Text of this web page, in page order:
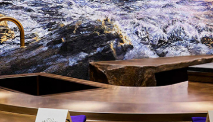
- 休業中